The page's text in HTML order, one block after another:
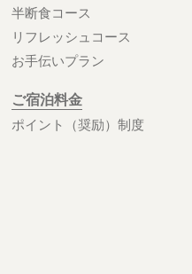
半断食コース
リフレッシュコース
お手伝いプラン
ご宿泊料金
ポイント（奨励）制度